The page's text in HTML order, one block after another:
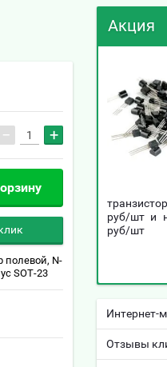
− +
полевой, N-
SOT-23
Акция
руб/шт и
руб/шт
Интернет-
Отзывы